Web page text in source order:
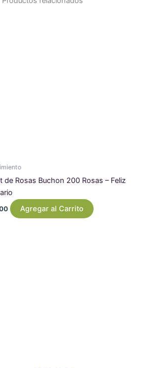
de Rosas Buchon 200 Rosas – Feliz
Agregar al Carrito